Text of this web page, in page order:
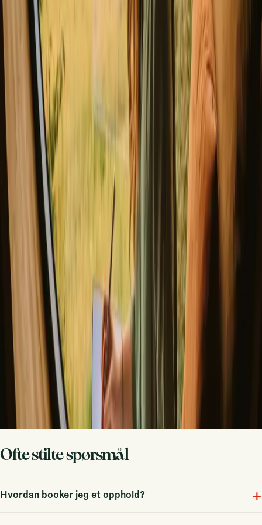
Kjæledyrvennlig (5 opphold)
Badstu (8 opphold)
Opplev hytte opphold i Fjord året
rundt
Hver sesong i Fjord har sin sjarm. Våren byr på blomstrende
landskap, mens sommeren inviterer til utendørs aktiviteter som
svømming og kajakkpadling. Høsten gir en vakker fargepalett, mens
vinteren tilbyr snødekte fjell og muligheter for ski og
vinteraktiviteter. Velg sesongen som passer best for din ønskede
opplevelse, enten du søker ro eller eventyr.
Sommer
Vår
Våren i Fjord har milde temperaturer mellom 5°C og 15°C, og
dagene blir lengre. Dette er en flott tid for fotturer og oppdagelse av
blomstrende natur. Husk å pakke lag med klær for varierende vær
og unngå folkemengder, da dette er en skuldersesong.
Del stedet ditt med nysgjerrige gjester
Vær vert på dine egne premisser. Sett din sesong, dine regler, din
historie. Vi tar oss av resten.
Bli vert Be om en oppringing
Få inspirasjon til ditt neste naturopphold
Vær blant de første til å oppdage unike opphold, reisehistorier og
sesongguider
Fornavn
Meld deg på
Ved å melde deg på godtar du at vi kan sende deg inspirasjon og
guider. Du kan alltid melde deg av. Les vår
personvernpolicy
Ofte stilte spørsmål
Hvordan booker jeg et opphold? +